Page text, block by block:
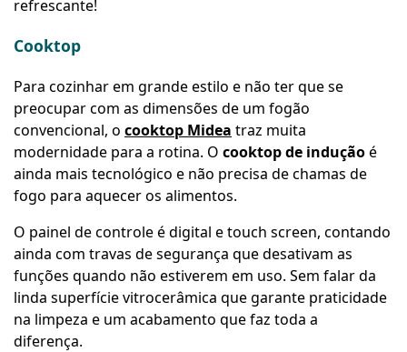
refrescante!
Cooktop
Para cozinhar em grande estilo e não ter que se
preocupar com as dimensões de um fogão
convencional, o cooktop Midea traz muita
modernidade para a rotina. O cooktop de induçãoé
ainda mais tecnológico e não precisa de chamas de
fogo para aquecer os alimentos.
O painel de controle é digital e touch screen, contando
ainda com travas de segurança que desativam as
funções quando não estiverem em uso. Sem falar da
linda superfície vitrocerâmica que garante praticidade
na limpeza e um acabamento que faz toda a
diferença.